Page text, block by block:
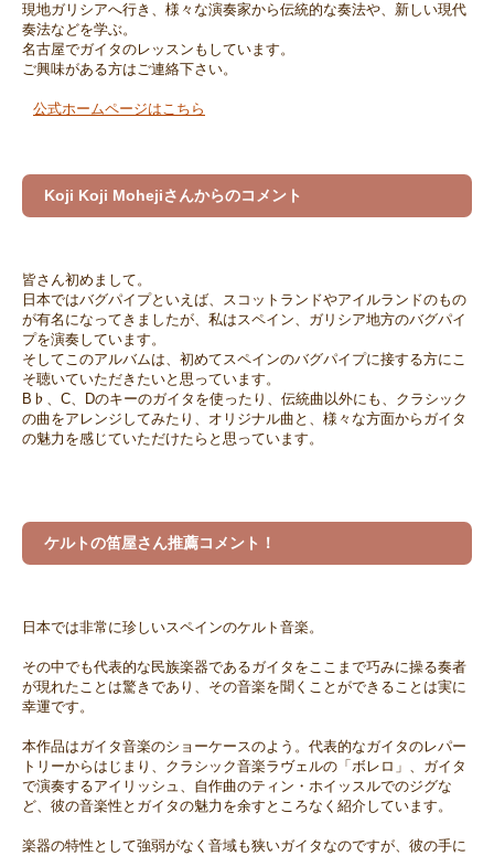
現地ガリシアへ行き、様々な演奏家から伝統的な奏法や、新しい現代
奏法などを学ぶ。
名古屋でガイタのレッスンもしています。
ご興味がある方はご連絡下さい。
公式ホームページはこちら
Koji Koji Mohejiさんからのコメント
皆さん初めまして。
日本ではバグパイプといえば、スコットランドやアイルランドのもの
が有名になってきましたが、私はスペイン、ガリシア地方のバグパイ
プを演奏しています。
そしてこのアルバムは、初めてスペインのバグパイプに接する方にこ
そ聴いていただきたいと思っています。
B♭、C、Dのキーのガイタを使ったり、伝統曲以外にも、クラシック
の曲をアレンジしてみたり、オリジナル曲と、様々な方面からガイタ
の魅力を感じていただけたらと思っています。
ケルトの笛屋さん推薦コメント！
日本では非常に珍しいスペインのケルト音楽。
その中でも代表的な民族楽器であるガイタをここまで巧みに操る奏者
が現れたことは驚きであり、その音楽を聞くことができることは実に
幸運です。
本作品はガイタ音楽のショーケースのよう。代表的なガイタのレパー
トリーからはじまり、クラシック音楽ラヴェルの「ボレロ」、ガイタ
で演奏するアイリッシュ、自作曲のティン・ホイッスルでのジグな
ど、彼の音楽性とガイタの魅力を余すところなく紹介しています。
楽器の特性として強弱がなく音域も狭いガイタなのですが、彼の手に